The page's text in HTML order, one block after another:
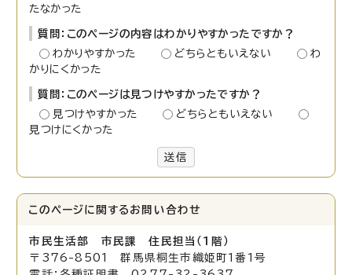
たなかった
質問：このページの内容はわかりやすかったですか？
わかりやすかった
どちらともいえない
わ
かりにくかった
質問：このページは見つけやすかったですか？
見つけやすかった
どちらともいえない
見つけにくかった
送信
このページに関する お問い合わせ
市民生活部 市民課 住民担当（1階）
〒376-8501 群馬県桐生市織姫町1番1号